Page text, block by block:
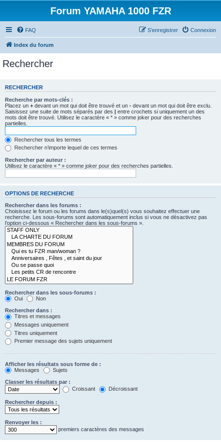
Forum YAMAHA 1000 FZR
FAQ Connexion
S’enregistrer
Index du forum
Rechercher
RECHERCHER
Recherche par mots-clés :
Placez un + devant un mot qui doit être trouvé et un - devant un mot qui doit être exclu.
Saisissez une suite de mots séparés par des | entre crochets si uniquement un des
mots doit être trouvé. Utilisez le caractère « * » comme joker pour des recherches
partielles.
Rechercher tous les termes
Rechercher n’importe lequel de ces termes
Rechercher par auteur :
Utilisez le caractère « * » comme joker pour des recherches partielles.
OPTIONS DE RECHERCHE
Rechercher dans les forums :
Choisissez le forum ou les forums dans le(s)quel(s) vous souhaitez effectuer une
recherche. Les sous-forums sont automatiquement inclus si vous ne désactivez pas
l’option ci-dessous « Rechercher dans les sous-forums ».
Rechercher dans les sous-forums :
Oui
Non
Rechercher dans :
Titres et messages
Messages uniquement
Titres uniquement
Premier message des sujets uniquement
Afficher les résultats sous forme de :
Messages
Sujets
Classer les résultats par :
Croissant
Décroissant
Rechercher depuis :
Renvoyer les :
premiers caractères des messages